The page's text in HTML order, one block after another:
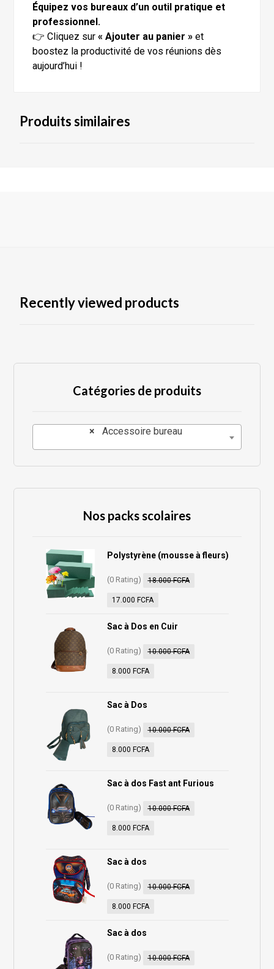
Équipez vos bureaux d’un outil pratique et
professionnel.
👉 Cliquez sur« Ajouter au panier » et
boostez la productivité de vos réunions dès
aujourd’hui !
Produits similaires
Recently viewed products
Catégories de produits
× Accessoire bureau
Nos packs scolaires
Polystyrène (mousse à fleurs)
(0 Rating) 18.000FCFA
17.000 FCFA
Sac à Dos en Cuir
(0 Rating) 10.000FCFA
8.000 FCFA
Sac à Dos
(0 Rating) 10.000FCFA
8.000 FCFA
Sac à dos Fast ant Furious
(0 Rating) 10.000FCFA
8.000 FCFA
Sac à dos
(0 Rating) 10.000FCFA
8.000 FCFA
Sac à dos
(0 Rating) 10.000FCFA